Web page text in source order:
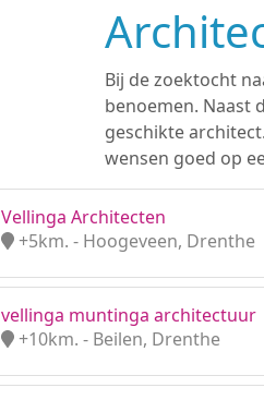
Bij de zoektocht
benoemen. Naast
geschikte
wensen goed op
Vellinga Architecten
+5km. - Hoogeveen, Drenthe
vellinga muntinga architectuur
+10km. - Beilen, Drenthe